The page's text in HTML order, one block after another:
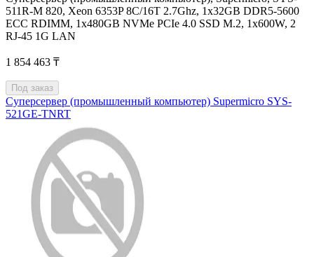
511R-M 820, Xeon 6353P 8С/16T 2.7Ghz, 1x32GB DDR5-5600
ECC RDIMM, 1x480GB NVMe PCIe 4.0 SSD M.2, 1x600W, 2
RJ-45 1G LAN
1 854 463 ₸
Под заказ
Суперсервер (промышленный компьютер) Supermicro SYS-
521GE-TNRT